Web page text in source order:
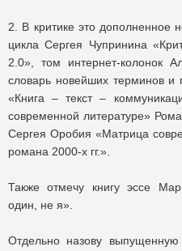
2. В критике это дополненное
цикла Сергея Чупринина
2.0», том интернет-колонок
словарь новейших терминов
«Книга – текст –
современной литературе»
Сергея Оробия «Матрица
романа 2000-х гг.».
Также отмечу книгу эссе
один, не я».
Отдельно назову